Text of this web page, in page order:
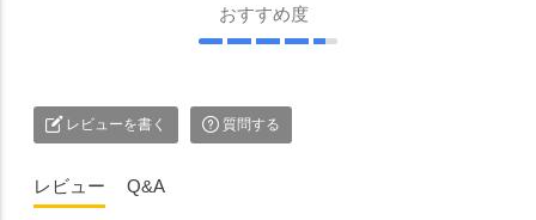
おすすめ度
レビューを書く 質問する
レビュー Q&A